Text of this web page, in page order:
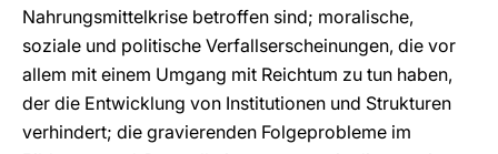
Nahrungsmittelkrise betroffen sind; moralische,
soziale und politische Verfallserscheinungen, die vor
allem mit einem Umgang mit Reichtum zu tun haben,
der die Entwicklung von Institutionen und Strukturen
verhindert; die gravierenden Folgeprobleme im